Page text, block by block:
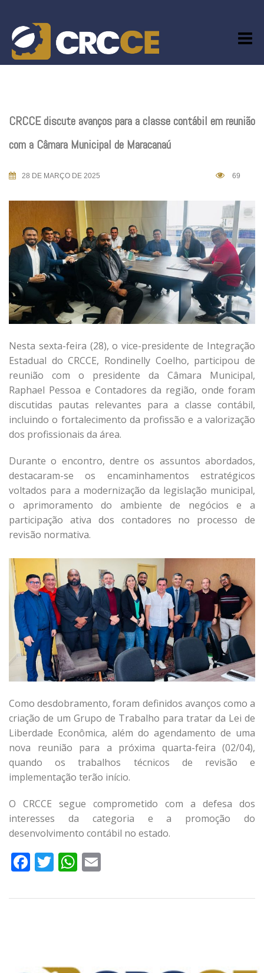
content
CRCCE discute avanços para a classe contábil em reunião
com a Câmara Municipal de Maracanaú
28 DE MARÇO DE 2025 69
Nesta sexta-feira (28), o vice-presidente de Integração
Estadual do CRCCE, Rondinelly Coelho, participou de
reunião com o presidente da Câmara Municipal,
Raphael Pessoa e Contadores da região, onde foram
discutidas pautas relevantes para a classe contábil,
incluindo o fortalecimento da profissão e a valorização
dos profissionais da área.
Durante o encontro, dentre os assuntos abordados,
destacaram-se os encaminhamentos estratégicos
voltados para a modernização da legislação municipal,
o aprimoramento do ambiente de negócios e a
participação ativa dos contadores no processo de
revisão normativa.
Como desdobramento, foram definidos avanços como a
criação de um Grupo de Trabalho para tratar da Lei de
Liberdade Econômica, além do agendamento de uma
nova reunião para a próxima quarta-feira (02/04),
quando os trabalhos técnicos de revisão e
implementação terão início.
O CRCCE segue comprometido com a defesa dos
interesses da categoria e a promoção do
desenvolvimento contábil no estado.
Facebook
TwitterWhatsApp